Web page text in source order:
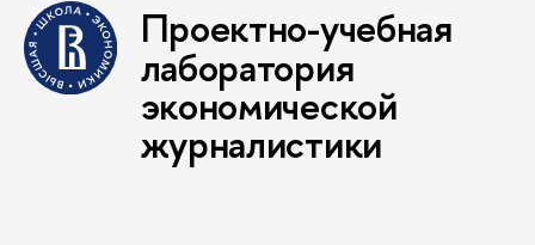
Проектно-учебная
лаборатория
экономической
журналистики